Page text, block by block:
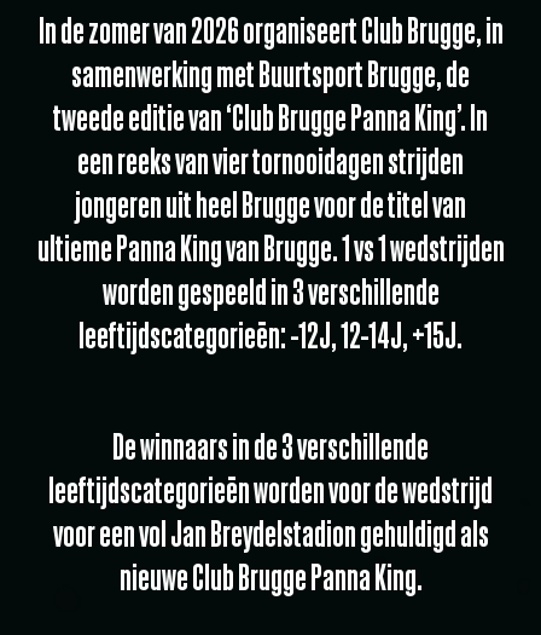
In de zomer van 2026 organiseert Club Brugge, in
samenwerking met Buurtsport Brugge, de
tweede editie van ‘Club Brugge Panna King’. In
een reeks van vier tornooidagen strijden
jongeren uit heel Brugge voor de titel van
ultieme Panna King van Brugge. 1 vs 1 wedstrijden
worden gespeeld in 3 verschillende
leeftijdscategorieën: -12J, 12-14J, +15J.
De winnaars in de 3 verschillende
leeftijdscategorieën worden voor de wedstrijd
voor een vol Jan Breydelstadion gehuldigd als
nieuwe Club Brugge Panna King.